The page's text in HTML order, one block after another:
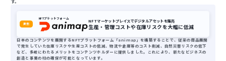
NFTプラットフォーム NFTマーケットプレイスでデジタルアセットを販売
生産・管理コストや在庫リスクを大幅に低減
実例
日本のコンテンツを展開するNFTプラットフォーム「animap」を構築することで、従来の商品展開
で発生していた在庫リスクや生産コストの低減、物流や倉庫等のコスト削減、自然災害リスクの低下
など、多岐にわたるメリットをコンテンツホルダーに提供しました。これにより、新たなビジネスの
創造と事業の柱の確保が可能となっています。